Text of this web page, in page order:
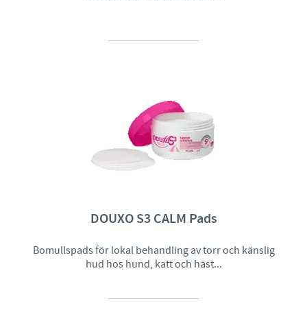
DOUXO S3 CALM Pads
Bomullspads för lokal behandling av torr och känslig
hud hos hund, katt och häst...